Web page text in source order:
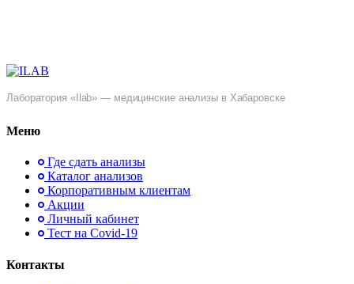
Лаборатория «Ilab» — медицинские анализы в Хабаровске
Меню
Где сдать анализы
Каталог анализов
Корпоративным клиентам
Акции
Личный кабинет
Тест на Covid-19
Контакты